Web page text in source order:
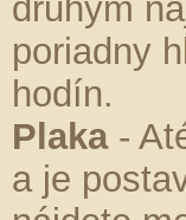
druhým
poriadny
hodín.
Plaka -
a je